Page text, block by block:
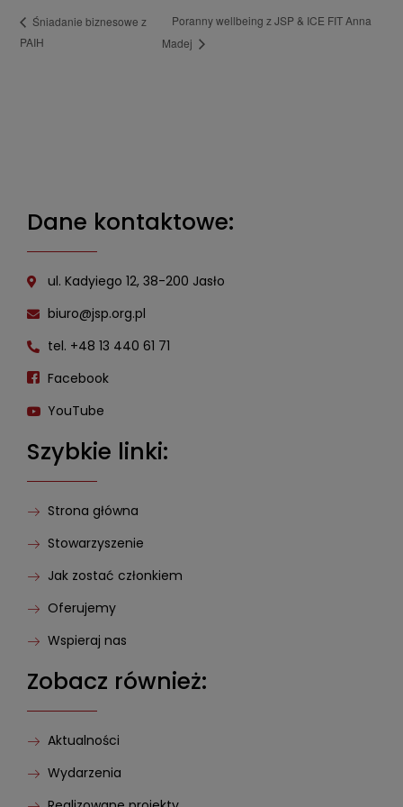
Śniadanie biznesowe z
PAIH
Poranny wellbeing z JSP & ICE FIT Anna
Madej
Dane kontaktowe:
ul. Kadyiego 12, 38-200 Jasło
biuro@jsp.org.pl
tel. +48 13 440 61 71
Facebook
YouTube
Szybkie linki:
Strona główna
Stowarzyszenie
Jak zostać członkiem
Oferujemy
Wspieraj nas
Zobacz również:
Aktualności
Wydarzenia